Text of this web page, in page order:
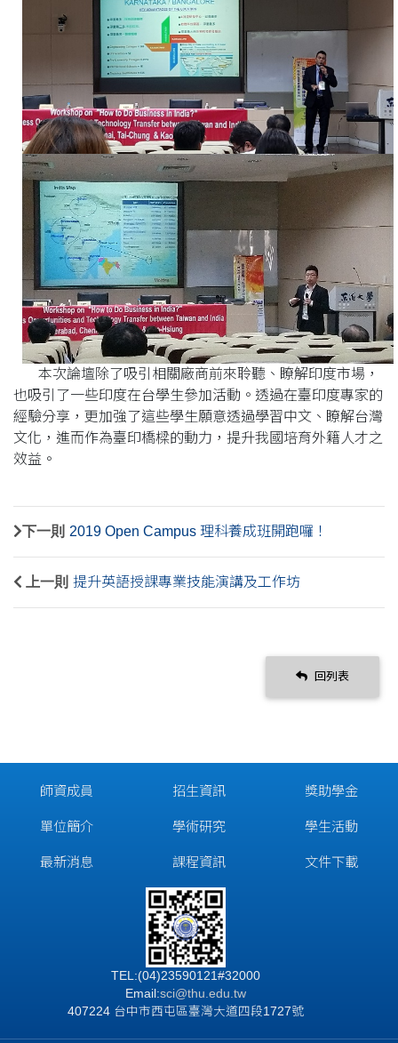
本次論壇除了吸引相關廠商前來聆聽、瞭解印度市場，
也吸引了一些印度在台學生參加活動。透過在臺印度專家的
經驗分享，更加強了這些學生願意透過學習中文、瞭解台灣
文化，進而作為臺印橋樑的動力，提升我國培育外籍人才之
效益。
下一則 2019 Open Campus 理科養成班開跑囉！
上一則 提升英語授課專業技能演講及工作坊
回列表
師資成員
單位簡介
最新消息
招生資訊
學術研究
課程資訊
獎助學金
學生活動
文件下載
TEL:(04)23590121#32000
Email:sci@thu.edu.tw
407224 台中市西屯區臺灣大道四段1727號